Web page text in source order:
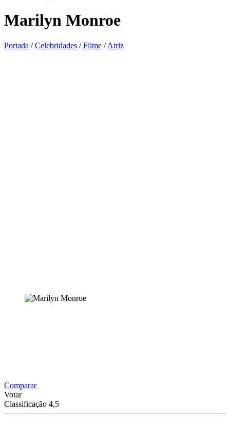
Marilyn Monroe
Portada /Celebridades /Filme /Atriz
Comparar
Votar
Classificação 4,5